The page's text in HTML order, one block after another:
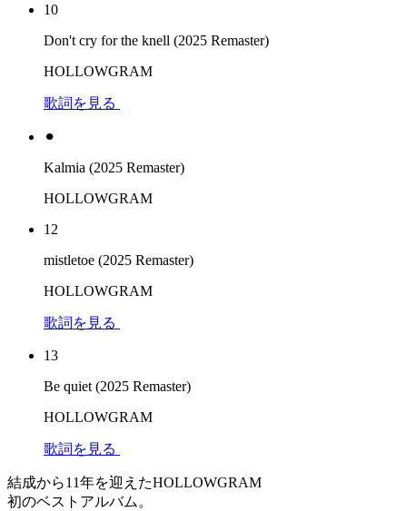
10
Don't cry for the knell (2025 Remaster)
HOLLOWGRAM
歌詞を見る
⚫︎
Kalmia (2025 Remaster)
HOLLOWGRAM
12
mistletoe (2025 Remaster)
HOLLOWGRAM
歌詞を見る
13
Be quiet (2025 Remaster)
HOLLOWGRAM
歌詞を見る
結成から11年を迎えたHOLLOWGRAM
初のベストアルバム。